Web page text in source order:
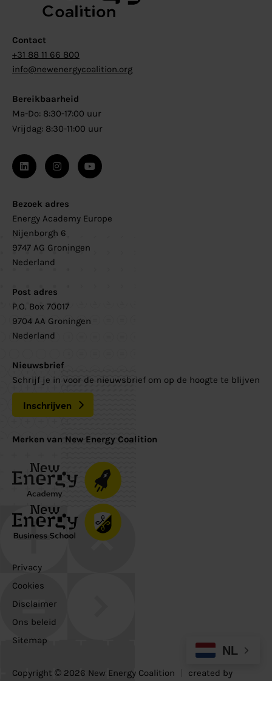
Contact
+31 88 11 66 800
info@newenergycoalition.org
Bereikbaarheid
Ma-Do: 8:30-17:00 uur
Vrijdag: 8:30-11:00 uur
Bezoek adres
Energy Academy Europe
Nijenborgh 6
9747 AG Groningen
Nederland
Post adres
P.O. Box 70017
9704 AA Groningen
Nederland
Nieuwsbrief
Schrijf je in voor de nieuwsbrief om op de hoogte te blijven
Inschrijven
Merken van New Energy Coalition
Copyright © 2026 New Energy Coalition
created by
Privacy
Cookies
Disclaimer
Ons beleid
Sitemap
NL